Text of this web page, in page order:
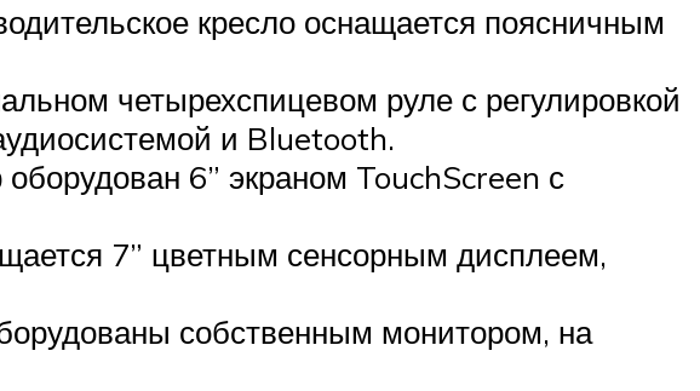
кресло оснащается поясничным
четырехспицевом руле с регулировкой
и Bluetooth.
6” экраном TouchScreen с
7” цветным сенсорным дисплеем,
собственным монитором, на